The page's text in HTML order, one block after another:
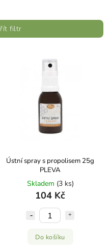
filtr
Ústní spray s propolisem 25g
PLEVA
Skladem (3 ks)
104 Kč
Do košíku